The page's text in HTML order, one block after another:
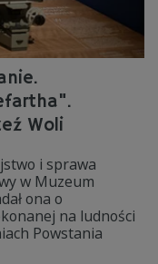
Woli
i sprawa
w Muzeum
ona o
na ludności
Powstania